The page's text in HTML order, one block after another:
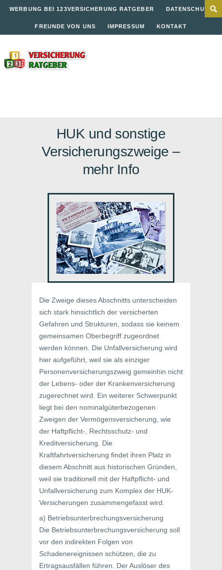
WERBUNG BEI 123VERSICHERUNG RATGEBER DATENSCHUTZ
FREUNDE VON UNS IMPRESSUM KONTAKT
HUK und sonstige
Versicherungszweige –
mehr Info
Die Zweige dieses Abschnitts unterscheiden
sich stark hinsichtlich der versicherten
Gefahren und Strukturen, sodass sie keinem
gemeinsamen Oberbegriff zugeordnet
werden können. Die Unfallversicherung wird
hier aufgeführt, weil sie als einziger
Personenversicherungszweig gemeinhin nicht
der Lebens- oder der Krankenversicherung
zugerechnet wird. Ein weiterer Schwerpunkt
liegt bei den nominalgüterbezogenen
Zweigen der Vermögensversicherung, wie
der Haftpflicht-, Rechtsschutz- und
Kreditversicherung. Die
Kraftfahrtversicherung findet ihren Platz in
diesem Abschnitt aus historischen Gründen,
weil sie traditionell mit der Haftpflicht- und
Unfallversicherung zum Komplex der HUK-
Versicherungen zusammengefasst wird.
a) Betriebsunterbrechungsversicherung
Die Betriebsunterbrechungsversicherung soll
vor den indirekten Folgen von
Schadenereignissen schützen, die zu
Ertragsausfällen führen. Der Auslöser des